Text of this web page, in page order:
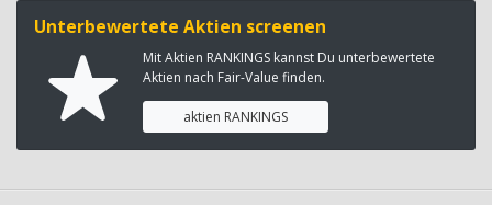
Unterbewertete Aktien screenen
Mit Aktien RANKINGS kannst Du unterbewertete
Aktien nach Fair-Value finden.
aktien RANKINGS